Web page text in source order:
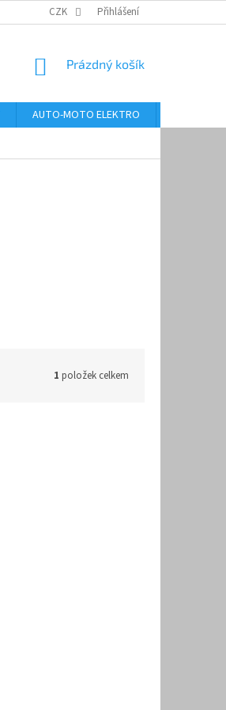
ODSTOUPENÍ OD KUPNÍ SMLOUVY
CZK Přihlášení
NÁKUPNÍ
Prázdný košík
AUTO-MOTO ELEKTRO
1 položek celkem